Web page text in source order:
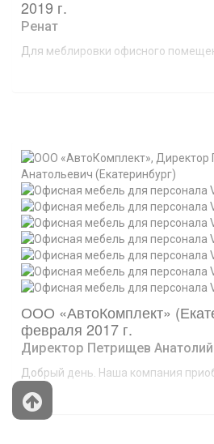
2019 г.
Ренат
Для меблировки офисного
Получилось удобное и
каталогу, представленному на
такой же – мы очень довольны.
дальше.
ООО «АвтоКомплект»
февраля 2017 г.
Директор Петрищев
Добрый день. Наша компания
магазин мебель для сотрудников.
доставили быстро – менее чем за
было крайне важно. Хочется